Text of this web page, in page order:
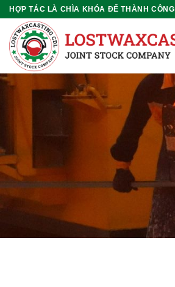
Chuyển
nội
dung
HỢP TÁC LÀ CHÌA KHÓA ĐỂ THÀNH CÔNG